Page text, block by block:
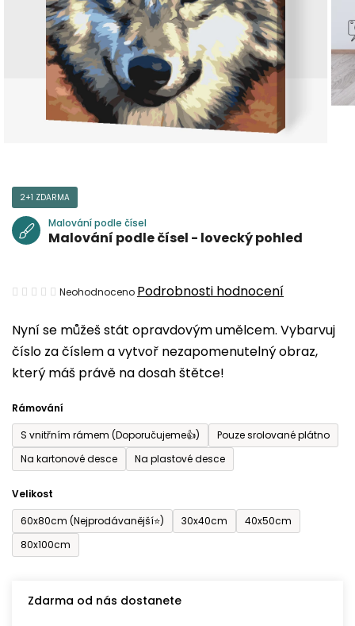
Nyní se můžeš stát opravdovým umělcem. Vybarvuj
číslo za číslem a vytvoř nezapomenutelný obraz,
který máš právě na dosah štětce!
Rámování
S vnitřním rámem (Doporučujeme👍)
Pouze srolované plátno
Na kartonové desce
Na plastové desce
Velikost
60x80cm (Nejprodávanější⭐)
30x40cm
40x50cm
80x100cm
Zdarma od nás dostanete
2+1 ZDARMA
Malování podle čísel
Malování podle čísel - lovecký pohled
Průměrné
produktu
je
0,0
5
hvězdiček.
Neohodnoceno Podrobnosti hodnocení